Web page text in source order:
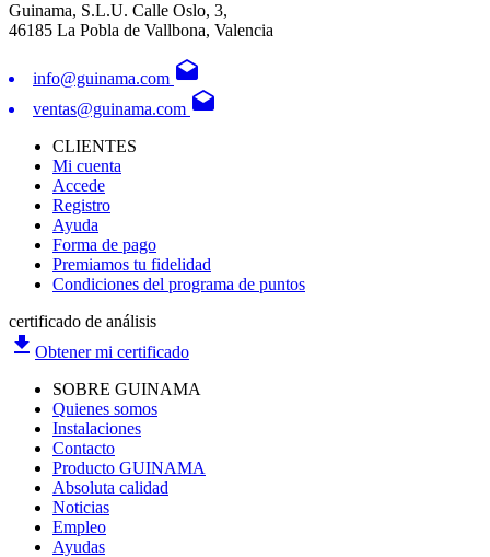
Guinama, S.L.U. Calle Oslo, 3,
46185 La Pobla de Vallbona, Valencia
info@guinama.com drafts
ventas@guinama.com drafts
CLIENTES
Mi cuenta
Accede
Registro
Ayuda
Forma de pago
Premiamos tu fidelidad
Condiciones del programa de puntos
certificado de análisis
file_download Obtener mi certificado
SOBRE GUINAMA
Quienes somos
Instalaciones
Contacto
Producto GUINAMA
Absoluta calidad
Noticias
Empleo
Ayudas